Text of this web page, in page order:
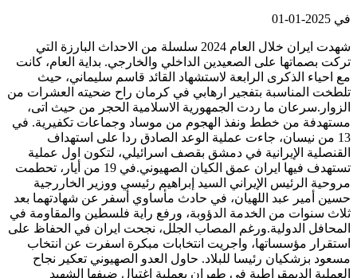
في
شهدت ايران خلال العام 2024 سلسلة من الاحداث البارزة التي
تركت بصماتها على الصعيدين الداخلي والخارجي. بداية العام، كانت
مع احياء الذكرى الرابعة لاستشهاد القائد قاسم سليماني، حيث
تلطخت المناسبة بتفجير ارهابي في كرمان راح ضحيته العشرات من
الزوار.سرعان ما ردت الجمهورية الاسلامية الحجر من حيث اتى،
مستهدفة من خطط ونفذ الهجوم من موساد وجماعات تكفيرية. في
13 من نيسان، جاءت عملية الوعد الصادق ردا على استهداف
القنصلية الإيرانية في دمشق بقصف اسرائيلي، لتكون اول عملية
تستهدف فيها ايران عمق الكيان الصهيوني.في 19 من أيار، تحطمت
مروحية الرئيس الإيراني السيد إبراهيم رئيسي ووزير الخاررجية
حسين أمير عبد اللهيان، في حادث مأساوي أسفر عن شهادتهما بعد
ثلاث سنوات من الخدمة الدؤوبة، ورفع راية فلسطين والمقاومة في
المحافل الدولية.ورغم المصاب الجلل، نجحت ايران في الحفاظ على
استقرار مؤسساتها، واجريت انتخابات مبكرة اسفرت عن انتخاب
مسعود بزشكيان رئيسا للبلاد. حاول العدو الصهيوني تعكير نجاح
العملية الديمقراطية في طهران بعملية اغتيال ضيفها الشهيد